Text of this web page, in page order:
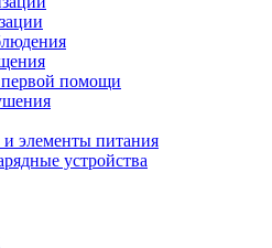
помощи
и элементы питания
устройства